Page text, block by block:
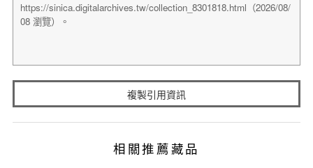
複製引用資訊
相關推薦藏品